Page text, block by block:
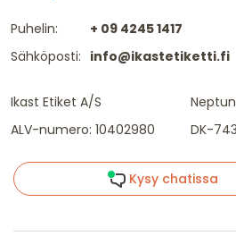
Puhelin:
Sähköposti:
+ 09 4245 1417
info@ikastetiketti.fi
Ikast Etiket A/S
ALV-numero: 10402980
DK-
Kysy chatissa